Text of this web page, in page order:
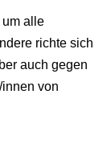
um alle
richte sich
auch gegen
von